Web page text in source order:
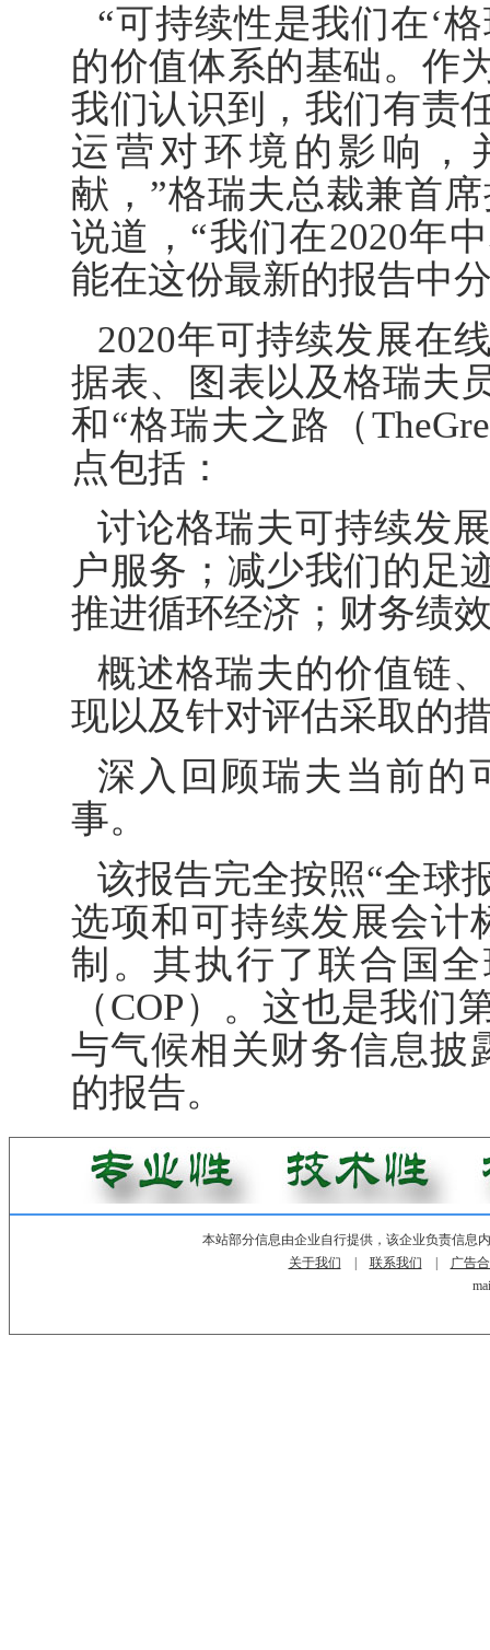
“可持续性是我们在‘
的价值体系的基础。作
我们认识到，我们有责
运营对环境的影响，
献，”格瑞夫总裁兼首席
说道，“我们在2020年
能在这份最新的报告中
2020年可持续发展在
据表、图表以及格瑞夫
和“格瑞夫之路（
点包括：
讨论格瑞夫可持续发
户服务；减少我们的足
推进循环经济；财务绩
概述格瑞夫的价值链
现以及针对评估采取的
深入回顾瑞夫当前的
事。
该报告完全按照“全球
选项和可持续发展会计
制。其执行了联合国
（COP）。这也是我
与气候相关财务信息披
的报告。
本站部分信息由企业自行提供，该企业负责信息
关于我们
联系我们
广告